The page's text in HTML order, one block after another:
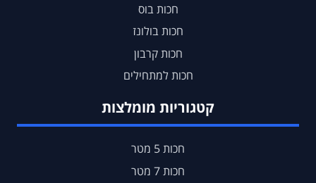
חכות בוס
חכות בולונז
חכות קרבון
חכות למתחילים
קטגוריות מומלצות
חכות 5 מטר
חכות 7 מטר